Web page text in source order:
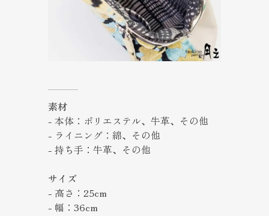
素材
- 本体：ポリエステル、牛革、その他
- ライニング：綿、その他
- 持ち手：牛革、その他
サイズ
- 高さ：25cm
- 幅：36cm